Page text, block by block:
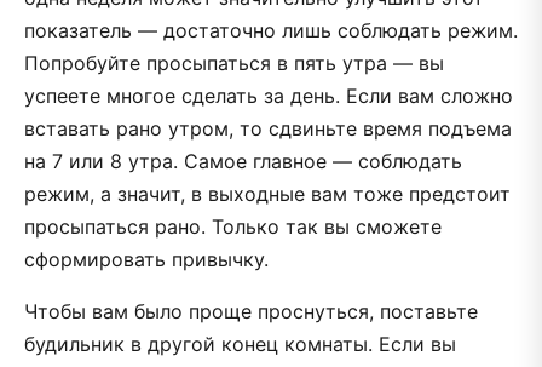
показатель — достаточно лишь соблюдать режим.
Попробуйте просыпаться в пять утра — вы
успеете многое сделать за день. Если вам сложно
вставать рано утром, то сдвиньте время подъема
на 7 или 8 утра. Самое главное — соблюдать
режим, а значит, в выходные вам тоже предстоит
просыпаться рано. Только так вы сможете
сформировать привычку.
Чтобы вам было проще проснуться, поставьте
будильник в другой конец комнаты. Если вы